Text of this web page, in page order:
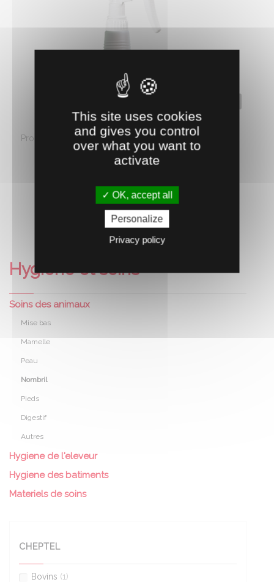
POVIDUM SOLUTION 750 ML
Produit d'hygiène externe. Cette formulation stable est
neutre pour la peau et ...
AJOUTER AU PANIER
Hygiene et soins
Soins des animaux
Mise bas
Mamelle
Peau
Nombril
Pieds
Digestif
Autres
Hygiene de l'eleveur
Hygiene des batiments
Materiels de soins
CHEPTEL
Bovins (1)
This site uses cookies
and gives you control
over what you want to
activate
OK, accept all
Personalize
Privacy policy